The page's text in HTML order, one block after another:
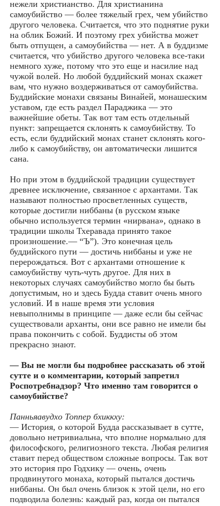
нежели христианство. Для христианина
самоубийство — более тяжелый грех, чем убийство
другого человека. Считается, что это поднятие руки
на облик Божий. И поэтому грех убийства может
быть отпущен, а самоубийства — нет. А в буддизме
считается, что убийство другого человека все-таки
немного хуже, потому что это еще и насилие над
чужой волей. Но любой буддийский монах скажет
вам, что нужно воздерживаться от самоубийства.
Буддийские монахи связаны Винайей, монашеским
уставом, где есть раздел Параджика — это
важнейшие обеты. Так вот там есть отдельный
пункт: запрещается склонять к самоубийству. То
есть, если буддийский монах станет склонять кого-
либо к самоубийству, он автоматически лишится
сана.
Но при этом в буддийской традиции существует
древнее исключение, связанное с архантами. Так
называют полностью просветленных существ,
которые достигли ниббаны (в русском языке
обычно используется термин «нирвана», однако в
традиции школы Тхеравада принято такое
произношение.— “Ъ”). Это конечная цель
буддийского пути — достичь ниббаны и уже не
перерождаться. Вот с архантами отношение к
самоубийству чуть-чуть другое. Для них в
некоторых случаях самоубийство могло бы быть
допустимым, но и здесь Будда ставит очень много
условий. И в наше время эти условия
невыполнимы в принципе — даже если бы сейчас
существовали арханты, они все равно не имели бы
права покончить с собой. Буддисты об этом
прекрасно знают.
— Вы не могли бы подробнее рассказать об этой
сутте и о комментарии, который запретил
Роспотребнадзор? Что именно там говорится о
самоубийстве?
Панньяавудхо Топпер бхиккху:
— История, о которой Будда рассказывает в сутте,
довольно нетривиальна, что вполне нормально для
философского, религиозного текста. Любая религия
ставит перед обществом сложные вопросы. Так вот
это история про Годхику — очень, очень
продвинутого монаха, который пытался достичь
ниббаны. Он был очень близок к этой цели, но его
подводила болезнь: каждый раз, когда он пытался